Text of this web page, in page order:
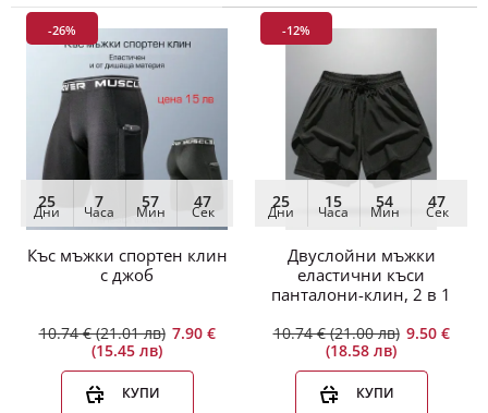
-26%
-26%
25
Дни
7
Часа
57
Мин
46
Сек
Къс мъжки спортен клин
с джоб
10.74 € (21.01 лв) 7.90 €
(15.45 лв)
КУПИ
-12%
25
Дни
15
Часа
54
Мин
46
Сек
Двуслойни мъжки
еластични къси
панталони-клин, 2 в 1
10.74 € (21.00 лв) 9.50 €
(18.58 лв)
КУПИ